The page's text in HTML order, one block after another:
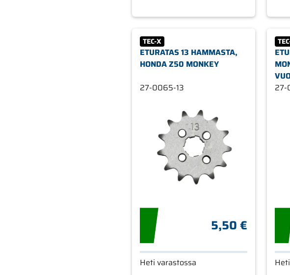
TEC-X
ETURATAS 13 HAMMASTA,
HONDA Z50 MONKEY
27-0065-13
5,50 €
Heti varastossa
27-